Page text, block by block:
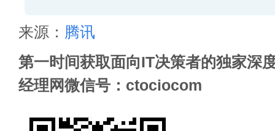
来源： 腾讯
第一时间获取面向IT决策者的独家深
经理网微信号：ctociocom